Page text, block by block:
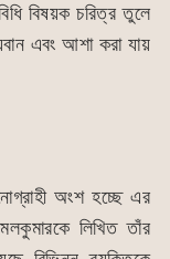
বিষয়ক চরিত্র তুলে
এবং আশা করা যায়
অংশ হচ্ছে এর
লিখিত তাঁর